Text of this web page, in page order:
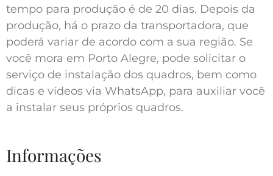
tempo para produção é de 20 dias. Depois da
produção, há o prazo da transportadora, que
poderá variar de acordo com a sua região. Se
você mora em Porto Alegre, pode solicitar o
serviço de instalação dos quadros, bem como
dicas e vídeos via WhatsApp, para auxiliar você
a instalar seus próprios quadros.
Informações